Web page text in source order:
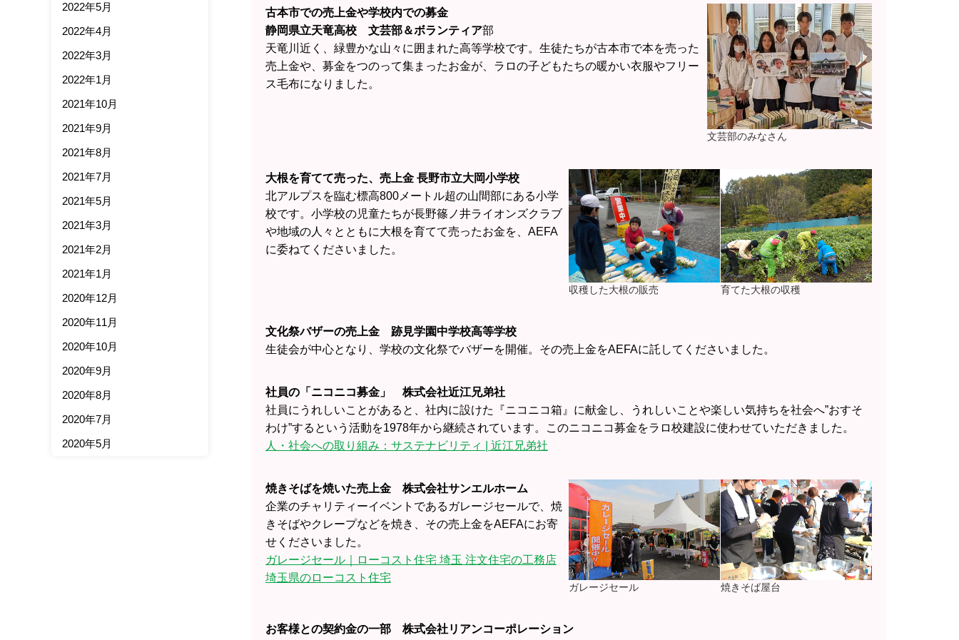
古本市での売上金や学校内での募金
静岡県立天竜高校 文芸部＆ボランティア部
天竜川近く、緑豊かな山々に囲まれた高等学校です。生徒たちが古本市で本を売った
売上金や、募金をつのって集まったお金が、ラロの子どもたちの暖かい衣服やフリー
ス毛布になりました。
文芸部のみなさん
大根を育てて売った、売上金 長野市立大岡小学校
北アルプスを臨む標高800メートル超の山間部にある小学
校です。小学校の児童たちが長野篠ノ井ライオンズクラブ
や地域の人々とともに大根を育てて売ったお金を、AEFA
に委ねてくださいました。
収穫した大根の販売 育てた大根の収穫
文化祭バザーの売上金 跡見学園中学校高等学校
生徒会が中心となり、学校の文化祭でバザーを開催。その売上金をAEFAに託してくださいました。
社員の「ニコニコ募金」 株式会社近江兄弟社
社員にうれしいことがあると、社内に設けた『ニコニコ箱』に献金し、うれしいことや楽しい気持ちを社会へ”おすそ
わけ”するという活動を1978年から継続されています。このニコニコ募金をラロ校建設に使わせていただきました。
人・社会への取り組み：サステナビリティ | 近江兄弟社
焼きそばを焼いた売上金 株式会社サンエルホーム
企業のチャリティーイベントであるガレージセールで、焼
きそばやクレープなどを焼き、その売上金をAEFAにお寄
せくださいました。
ガレージセール｜ローコスト住宅 埼玉 注文住宅の工務店
埼玉県のローコスト住宅
ガレージセール 焼きそば屋台
お客様との契約金の一部 株式会社リアンコーポレーション
2022年5月
2022年4月
2022年3月
2022年1月
2021年10月
2021年9月
2021年8月
2021年7月
2021年5月
2021年3月
2021年2月
2021年1月
2020年12月
2020年11月
2020年10月
2020年9月
2020年8月
2020年7月
2020年5月